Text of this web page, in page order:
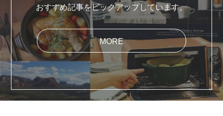
おすすめ記事をピックアップしています。
MORE